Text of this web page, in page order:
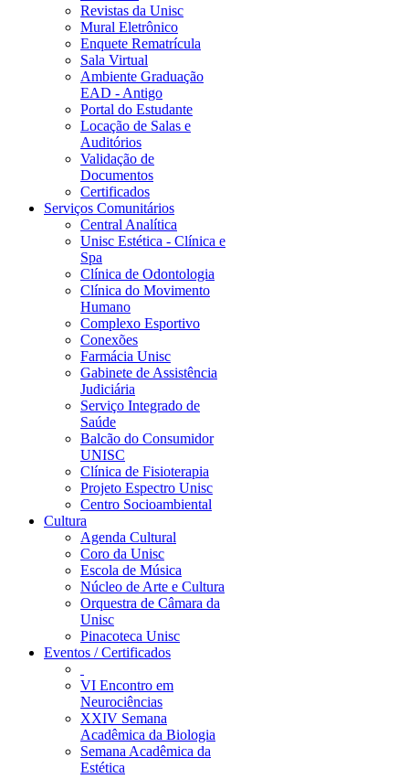
Revistas da Unisc
Mural Eletrônico
Enquete Rematrícula
Sala Virtual
Ambiente Graduação
EAD - Antigo
Portal do Estudante
Locação de Salas e
Auditórios
Validação de
Documentos
Certificados
Serviços Comunitários
Central Analítica
Unisc Estética - Clínica e
Spa
Clínica de Odontologia
Clínica do Movimento
Humano
Complexo Esportivo
Conexões
Farmácia Unisc
Gabinete de Assistência
Judiciária
Serviço Integrado de
Saúde
Balcão do Consumidor
UNISC
Clínica de Fisioterapia
Projeto Espectro Unisc
Centro Socioambiental
Cultura
Agenda Cultural
Coro da Unisc
Escola de Música
Núcleo de Arte e Cultura
Orquestra de Câmara da
Unisc
Pinacoteca Unisc
Eventos / Certificados
VI Encontro em
Neurociências
XXIV Semana
Acadêmica da Biologia
Semana Acadêmica da
Estética